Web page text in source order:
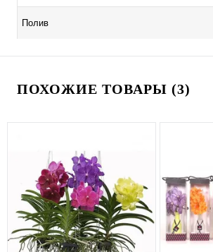
Полив
ПОХОЖИЕ ТОВАРЫ (3)